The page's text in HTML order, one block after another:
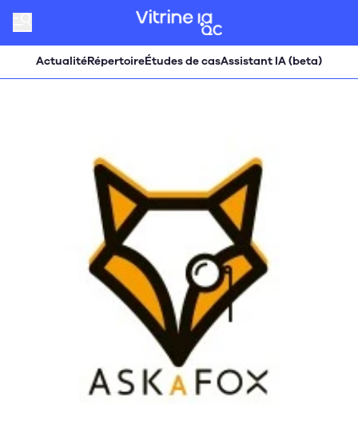
ActualitéRépertoireÉtudes de casAssistant IA (beta)